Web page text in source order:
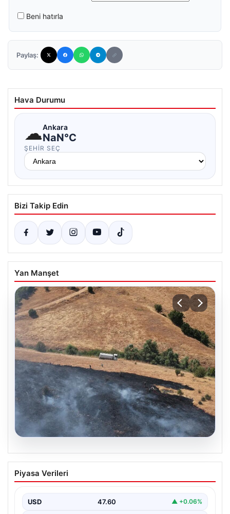
Beni hatırla
Paylaş:
Hava Durumu
☁Ankara
NaN°C
ŞEHIR SEÇ
Bizi Takip Edin
Yan Manşet
Tunceli’de otluk yangını ormanlık alana
sıçramadan kontrol altına alındı
arasında bulunan otlaklık bölgede henüz
belirlenemeyen bir nedenle…
Piyasa Verileri
USD 47.60 ▲ +0.06%